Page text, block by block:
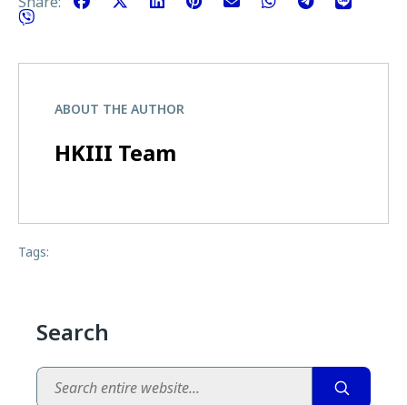
ABOUT THE AUTHOR
HKIII Team
Tags:
Search
Search